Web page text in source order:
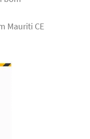
Mauriti CE